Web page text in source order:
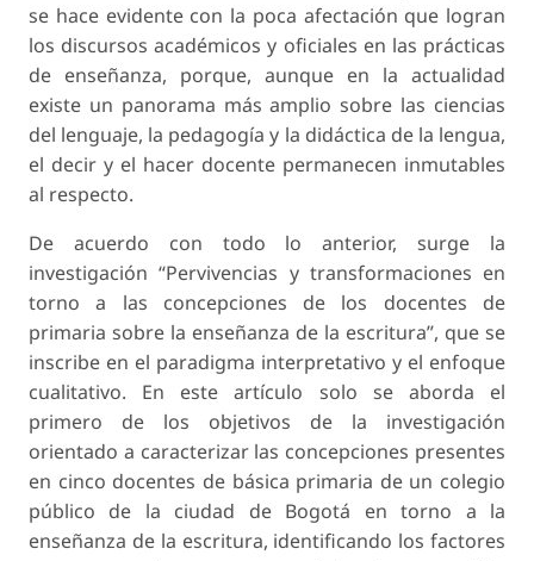
se hace evidente con la poca afectación que logran
los discursos académicos y oficiales en las prácticas
de enseñanza, porque, aunque en la actualidad
existe un panorama más amplio sobre las ciencias
del lenguaje, la pedagogía y la didáctica de la lengua,
el decir y el hacer docente permanecen inmutables
al respecto.
De acuerdo con todo lo anterior, surge la
investigación “Pervivencias y transformaciones en
torno a las concepciones de los docentes de
primaria sobre la enseñanza de la escritura”, que se
inscribe en el paradigma interpretativo y el enfoque
cualitativo. En este artículo solo se aborda el
primero de los objetivos de la investigación
orientado a caracterizar las concepciones presentes
en cinco docentes de básica primaria de un colegio
público de la ciudad de Bogotá en torno a la
enseñanza de la escritura, identificando los factores